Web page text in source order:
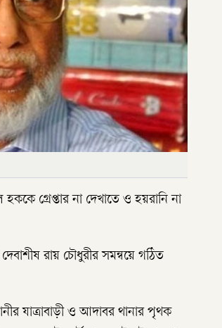
গ্রেপ্তার না দেখাতে ও হয়রানি না
রায় চৌধুরীর সমন্বয়ে গঠিত
যাত্রাবাড়ী ও আদাবর থানার পৃথক